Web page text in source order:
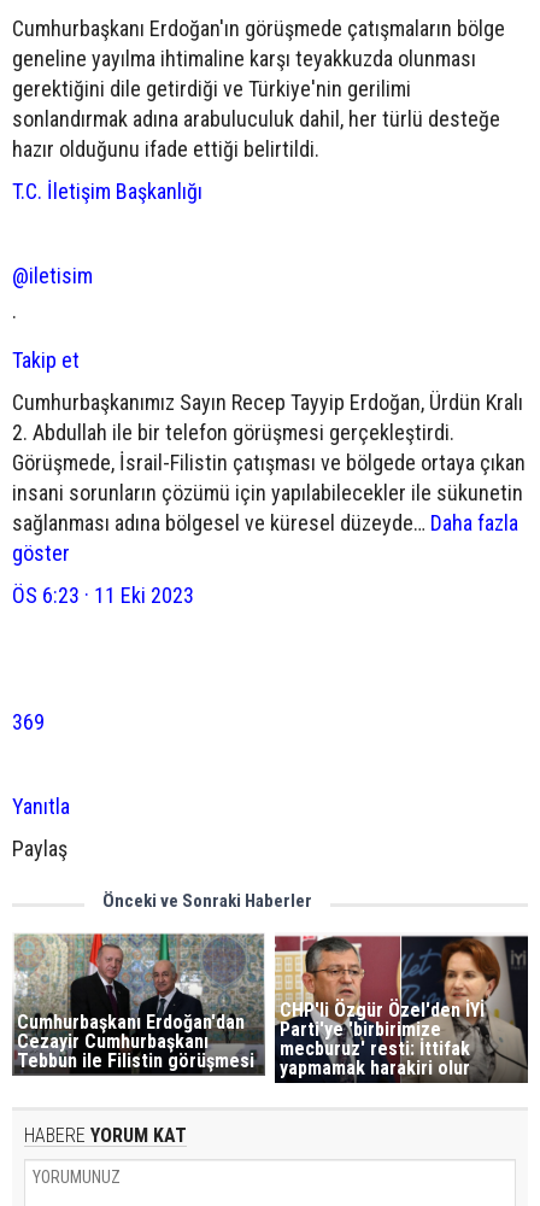
Cumhurbaşkanı Erdoğan'ın görüşmede çatışmaların bölge
geneline yayılma ihtimaline karşı teyakkuzda olunması
gerektiğini dile getirdiği ve Türkiye'nin gerilimi
sonlandırmak adına arabuluculuk dahil, her türlü desteğe
hazır olduğunu ifade ettiği belirtildi.
T.C. İletişim Başkanlığı
@iletisim
·
Takip et
Cumhurbaşkanımız Sayın Recep Tayyip Erdoğan, Ürdün Kralı
2. Abdullah ile bir telefon görüşmesi gerçekleştirdi.
Görüşmede, İsrail-Filistin çatışması ve bölgede ortaya çıkan
insani sorunların çözümü için yapılabilecekler ile sükunetin
sağlanması adına bölgesel ve küresel düzeyde… Daha fazla
göster
ÖS 6:23 · 11 Eki 2023
369
Yanıtla
Paylaş
Önceki ve Sonraki Haberler
Cumhurbaşkanı Erdoğan'dan
Cezayir Cumhurbaşkanı
Tebbun ile Filistin görüşmesi
CHP'li Özgür Özel'den İYİ
Parti'ye 'birbirimize
mecburuz' resti: İttifak
yapmamak harakiri olur
HABERE YORUM KAT